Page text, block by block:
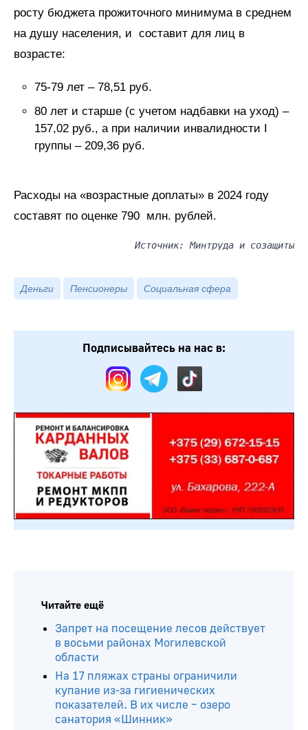
росту бюджета прожиточного минимума в среднем
на душу населения, и составит для лиц в
возрасте:
75-79 лет – 78,51 руб.
80 лет и старше (с учетом надбавки на уход) –
157,02 руб., а при наличии инвалидности I
группы – 209,36 руб.
Расходы на «возрастные доплаты» в 2024 году
составят по оценке 790 млн. рублей.
Источник: Минтруда и созащиты
Деньги Пенсионеры Социальная сфера
Подписывайтесь на нас в:
Читайте ещё
Запрет на посещение лесов действует
в восьми районах Могилевской
области
На 17 пляжах страны ограничили
купание из-за гигиенических
показателей. В их числе – озеро
санатория «Шинник»